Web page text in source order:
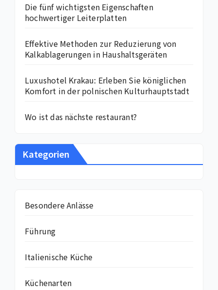
Die fünf wichtigsten Eigenschaften
hochwertiger Leiterplatten
Effektive Methoden zur Reduzierung von
Kalkablagerungen in Haushaltsgeräten
Luxushotel Krakau: Erleben Sie königlichen
Komfort in der polnischen Kulturhauptstadt
Wo ist das nächste restaurant?
Kategorien
Besondere Anlässe
Führung
Italienische Küche
Küchenarten